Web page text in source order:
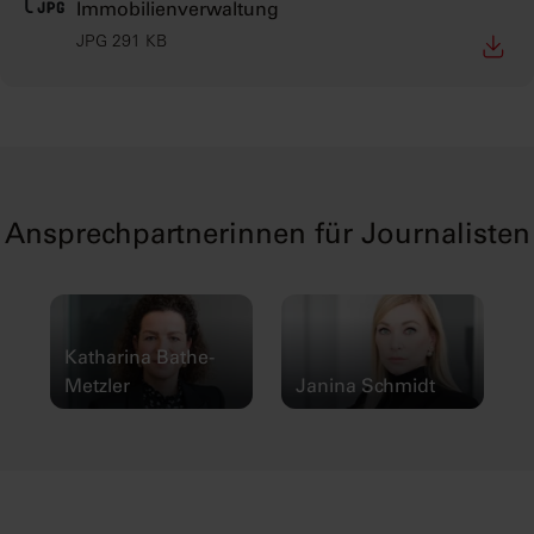
Immobilienverwaltung
JPG 291 KB
Ansprechpartnerinnen für Journalisten
Katharina Bathe-
Metzler
Janina Schmidt